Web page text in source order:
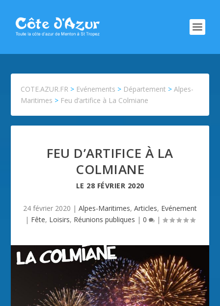
COTE.AZUR.FR > Evénements > Département >Alpes-
Maritimes > Feu d’artifice à La Colmiane
FEU D’ARTIFICE À LA
COLMIANE
LE 28 FÉVRIER 2020
24 février 2020 | Alpes-Maritimes, Articles, Evénement
| Fête, Loisirs, Réunions publiques | 0 |